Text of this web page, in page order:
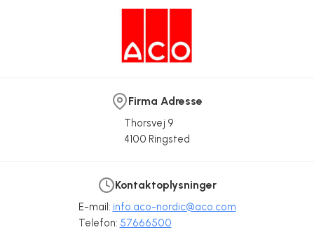
Firma Adresse
Thorsvej 9
4100 Ringsted
Kontaktoplysninger
E-mail: info.aco-nordic@aco.com
Telefon: 57666500